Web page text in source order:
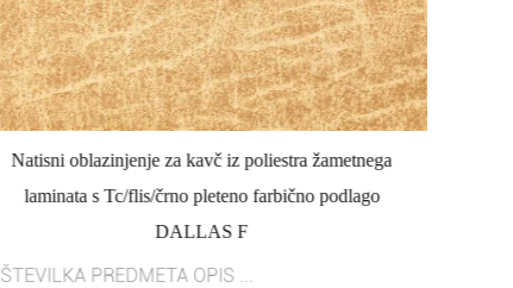
Natisni oblazinjenje za kavč iz poliestra žametnega
laminata s Tc/flis/črno pleteno farbično podlago
DALLAS F
ŠTEVILKA PREDMETA OPIS ...